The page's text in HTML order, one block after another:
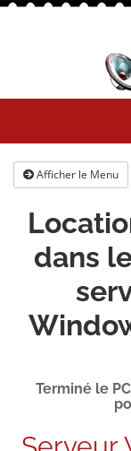
Afficher le Menu
dans
Terminé le